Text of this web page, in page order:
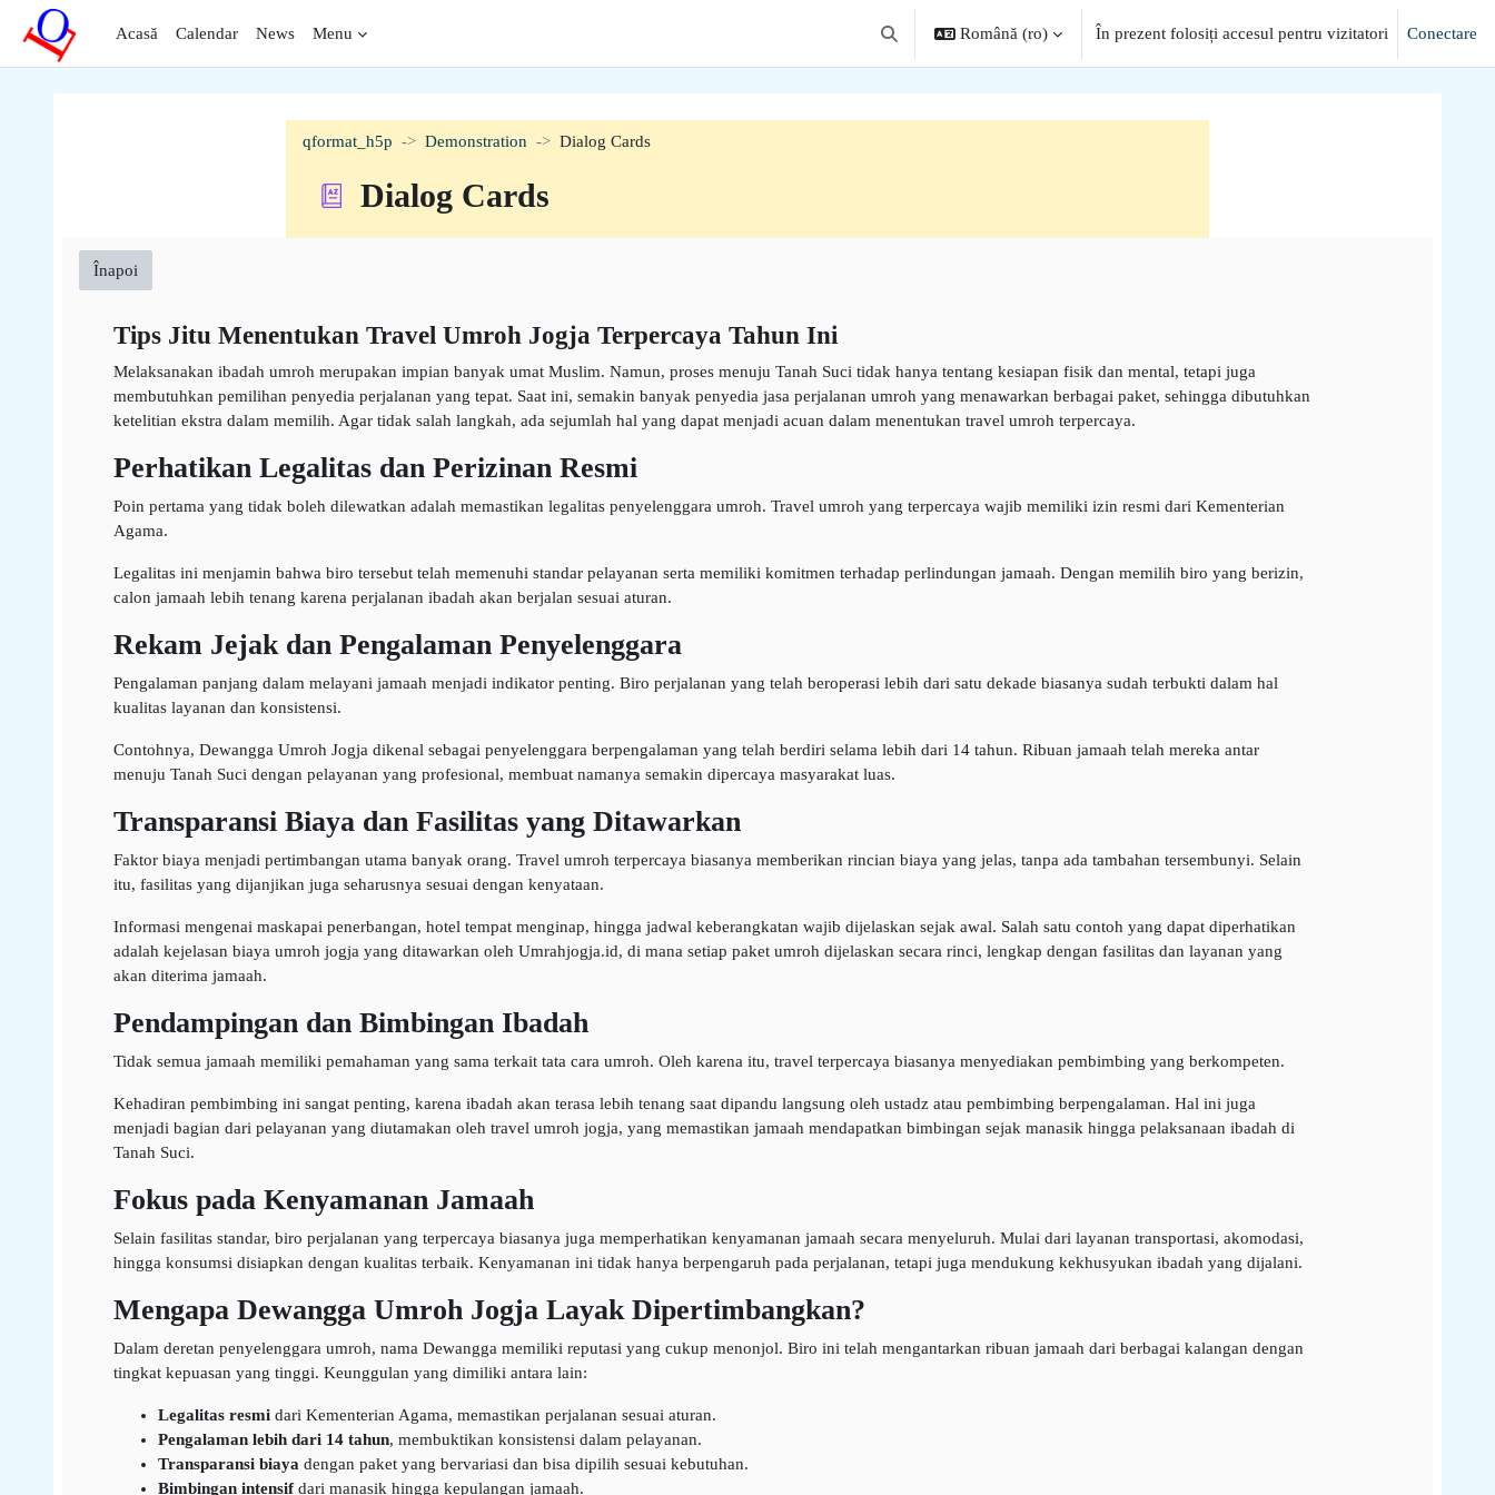
Sari la conţinutul principal
Acasă
Calendar News Menu
Afișați căutarea
Română ‎(ro)‎ În prezent folosiți accesul pentru vizitatori Conectare
qformat_h5p Demonstration Dialog Cards
Dialog Cards
Înapoi
Tips Jitu Menentukan Travel Umroh Jogja Terpercaya Tahun Ini
Melaksanakan ibadah umroh merupakan impian banyak umat Muslim. Namun, proses menuju Tanah Suci tidak hanya tentang kesiapan fisik dan mental, tetapi juga
membutuhkan pemilihan penyedia perjalanan yang tepat. Saat ini, semakin banyak penyedia jasa perjalanan umroh yang menawarkan berbagai paket, sehingga dibutuhkan
ketelitian ekstra dalam memilih. Agar tidak salah langkah, ada sejumlah hal yang dapat menjadi acuan dalam menentukan travel umroh terpercaya.
Perhatikan Legalitas dan Perizinan Resmi
Poin pertama yang tidak boleh dilewatkan adalah memastikan legalitas penyelenggara umroh. Travel umroh yang terpercaya wajib memiliki izin resmi dari Kementerian
Agama.
Legalitas ini menjamin bahwa biro tersebut telah memenuhi standar pelayanan serta memiliki komitmen terhadap perlindungan jamaah. Dengan memilih biro yang berizin,
calon jamaah lebih tenang karena perjalanan ibadah akan berjalan sesuai aturan.
Rekam Jejak dan Pengalaman Penyelenggara
Pengalaman panjang dalam melayani jamaah menjadi indikator penting. Biro perjalanan yang telah beroperasi lebih dari satu dekade biasanya sudah terbukti dalam hal
kualitas layanan dan konsistensi.
Contohnya, Dewangga Umroh Jogja dikenal sebagai penyelenggara berpengalaman yang telah berdiri selama lebih dari 14 tahun. Ribuan jamaah telah mereka antar
menuju Tanah Suci dengan pelayanan yang profesional, membuat namanya semakin dipercaya masyarakat luas.
Transparansi Biaya dan Fasilitas yang Ditawarkan
Faktor biaya menjadi pertimbangan utama banyak orang. Travel umroh terpercaya biasanya memberikan rincian biaya yang jelas, tanpa ada tambahan tersembunyi. Selain
itu, fasilitas yang dijanjikan juga seharusnya sesuai dengan kenyataan.
Informasi mengenai maskapai penerbangan, hotel tempat menginap, hingga jadwal keberangkatan wajib dijelaskan sejak awal. Salah satu contoh yang dapat diperhatikan
adalah kejelasan biaya umroh jogja yang ditawarkan oleh Umrahjogja.id, di mana setiap paket umroh dijelaskan secara rinci, lengkap dengan fasilitas dan layanan yang
akan diterima jamaah.
Pendampingan dan Bimbingan Ibadah
Tidak semua jamaah memiliki pemahaman yang sama terkait tata cara umroh. Oleh karena itu, travel terpercaya biasanya menyediakan pembimbing yang berkompeten.
Kehadiran pembimbing ini sangat penting, karena ibadah akan terasa lebih tenang saat dipandu langsung oleh ustadz atau pembimbing berpengalaman. Hal ini juga
menjadi bagian dari pelayanan yang diutamakan oleh travel umroh jogja, yang memastikan jamaah mendapatkan bimbingan sejak manasik hingga pelaksanaan ibadah di
Tanah Suci.
Fokus pada Kenyamanan Jamaah
Selain fasilitas standar, biro perjalanan yang terpercaya biasanya juga memperhatikan kenyamanan jamaah secara menyeluruh. Mulai dari layanan transportasi, akomodasi,
hingga konsumsi disiapkan dengan kualitas terbaik. Kenyamanan ini tidak hanya berpengaruh pada perjalanan, tetapi juga mendukung kekhusyukan ibadah yang dijalani.
Mengapa Dewangga Umroh Jogja Layak Dipertimbangkan?
Dalam deretan penyelenggara umroh, nama Dewangga memiliki reputasi yang cukup menonjol. Biro ini telah mengantarkan ribuan jamaah dari berbagai kalangan dengan
tingkat kepuasan yang tinggi. Keunggulan yang dimiliki antara lain:
Legalitas resmidari Kementerian Agama, memastikan perjalanan sesuai aturan.
Pengalaman lebih dari 14 tahun, membuktikan konsistensi dalam pelayanan.
Transparansi biaya dengan paket yang bervariasi dan bisa dipilih sesuai kebutuhan.
Bimbingan intensifdari manasik hingga kepulangan jamaah.